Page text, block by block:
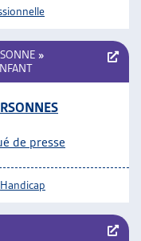
»
de presse
Handicap